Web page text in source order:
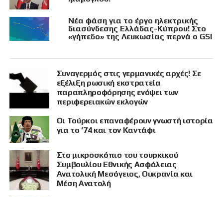
Νέα φάση για το έργο ηλεκτρικής
διασύνδεσης Ελλάδας-Κύπρου! Στο
«γήπεδο» της Λευκωσίας περνά ο GSI
Συναγερμός στις γερμανικές αρχές! Σε
εξέλιξη ρωσική εκστρατεία
παραπληροφόρησης ενόψει των
περιφερειακών εκλογών
Οι Τούρκοι επαναφέρουν γνωστή ιστορία
για το ’74 και τον Καντάφι
Στο μικροσκόπιο του τουρκικού
Συμβουλίου Εθνικής Ασφάλειας
Ανατολική Μεσόγειος, Ουκρανία και
Μέση Ανατολή